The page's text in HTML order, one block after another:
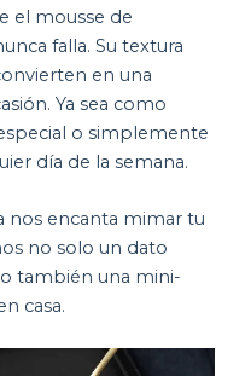
el mousse de
falla. Su textura
en una
Ya sea como
o simplemente
día de la semana.
nos encanta mimar tu
no solo un dato
también una mini-
casa.